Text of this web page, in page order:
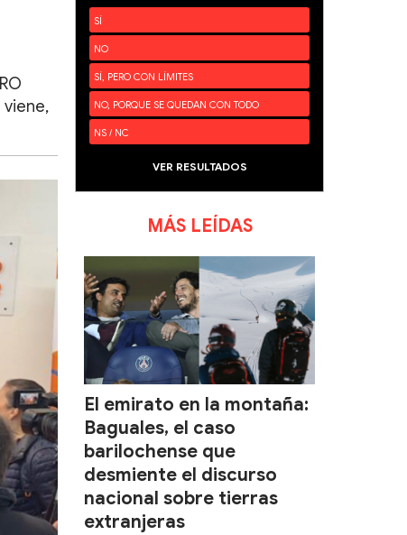
viene,
SÍ
NO
SÍ, PERO CON LÍMITES
NO, PORQUE SE QUEDAN CON TODO
NS / NC
VER RESULTADOS
MÁS LEÍDAS
El emirato en la montaña:
Baguales, el caso
barilochense que
desmiente el discurso
nacional sobre tierras
extranjeras